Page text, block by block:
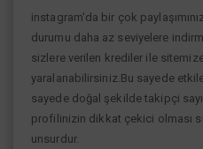
instagram'da bir çok
durumu daha az seviyelere
sizlere verilen krediler ile
yaralanabilirsiniz.Bu sayede
sayede doğal şekilde takipçi
profilinizin dikkat çekici olması
unsurdur.